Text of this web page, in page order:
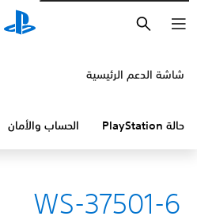
شاشة الدعم الرئيسية
حالة PlayStation الحساب والأمان
WS-37501-6